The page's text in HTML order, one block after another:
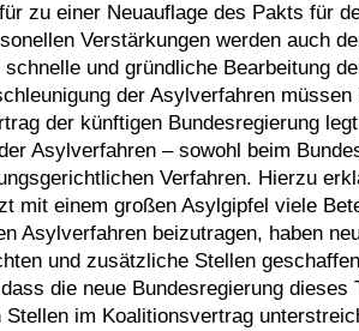
zu einer Neuauflage des Pakts für
Verstärkungen werden auch
und gründliche Bearbeitung
der Asylverfahren müssen
der künftigen Bundesregierung
Asylverfahren – sowohl beim
Verfahren. Hierzu
mit einem großen Asylgipfel viele
Asylverfahren beizutragen, haben
und zusätzliche Stellen
die neue Bundesregierung dieses
Stellen im Koalitionsvertrag